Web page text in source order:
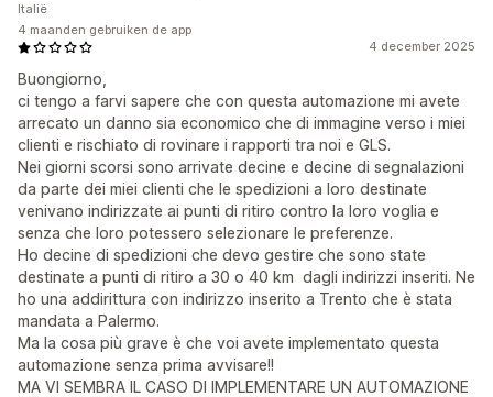
4 december 2025
Buongiorno,
ci tengo a farvi sapere che con questa automazione mi avete
arrecato un danno sia economico che di immagine verso i miei
clienti e rischiato di rovinare i rapporti tra noi e GLS.
Nei giorni scorsi sono arrivate decine e decine di segnalazioni
da parte dei miei clienti che le spedizioni a loro destinate
venivano indirizzate ai punti di ritiro contro la loro voglia e
senza che loro potessero selezionare le preferenze.
Ho decine di spedizioni che devo gestire che sono state
destinate a punti di ritiro a 30 o 40 km dagli indirizzi inseriti. Ne
ho una addirittura con indirizzo inserito a Trento che è stata
mandata a Palermo.
Ma la cosa più grave è che voi avete implementato questa
automazione senza prima avvisare!!
MA VI SEMBRA IL CASO DI IMPLEMENTARE UN AUTOMAZIONE
Italië
4 maanden gebruiken de app